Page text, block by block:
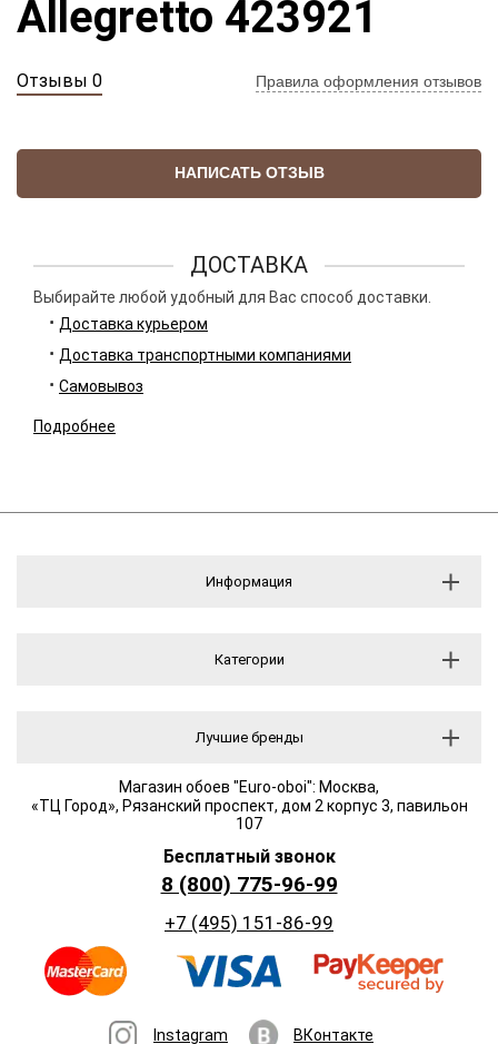
Allegretto 423921
Отзывы 0 Правила оформления отзывов
НАПИСАТЬ ОТЗЫВ
ДОСТАВКА
Выбирайте любой удобный для Вас способ доставки.
Доставка курьером
Доставка транспортными компаниями
Самовывоз
Подробнее
Информация
Категории
Лучшие бренды
Магазин обоев "Euro-oboi": Москва,
«ТЦ Город», Рязанский проспект, дом 2 корпус 3, павильон
107
Бесплатный звонок
8 (800) 775-96-99
+7 (495) 151-86-99
Instagram ВКонтакте